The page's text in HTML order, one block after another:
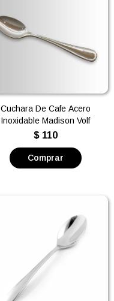
Cuchara De Cafe Acero
Inoxidable Madison Volf
$ 110